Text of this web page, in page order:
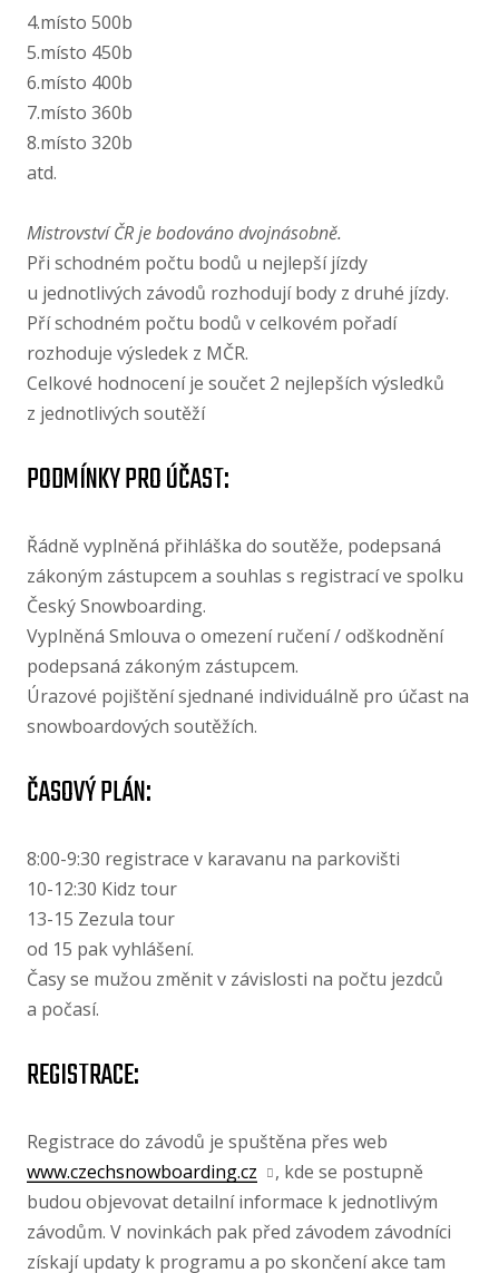
4.místo 500b
5.místo 450b
6.místo 400b
7.místo 360b
8.místo 320b
atd.
Mistrovství ČR je bodováno dvojnásobně.
Při schodném počtu bodů u nejlepší jízdy
u jednotlivých závodů rozhodují body z druhé jízdy.
Pří schodném počtu bodů v celkovém pořadí
rozhoduje výsledek z MČR.
Celkové hodnocení je součet 2 nejlepších výsledků
z jednotlivých soutěží
PODMÍNKY PRO ÚČAST:
Řádně vyplněná přihláška do soutěže, podepsaná
zákoným zástupcem a souhlas s registrací ve spolku
Český Snowboarding.
Vyplněná Smlouva o omezení ručení /​ odškodnění
podepsaná zákoným zástupcem.
Úrazové pojištění sjednané individuálně pro účast na
snowboardových soutěžích.
ČASOVÝ PLÁN:
8:00-9:30 registrace v karavanu na parkovišti
10-12:30 Kidz tour
13-​15 Zezula tour
od 15 pak vyhlášení.
Časy se mužou změnit v závislosti na počtu jezdců
a počasí.
REGISTRACE:
Registrace do závodů je spuštěna přes web
www.czechsnowboarding.cz
, kde se postupně
budou objevovat detailní informace k jednotlivým
závodům. V novinkách pak před závodem závodníci
získají updaty k programu a po skončení akce tam